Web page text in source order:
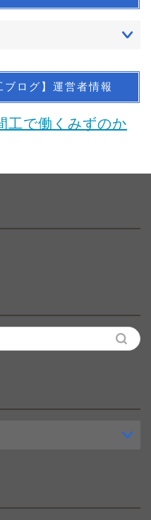
ブログ】運営者情報
工で働くみずのか